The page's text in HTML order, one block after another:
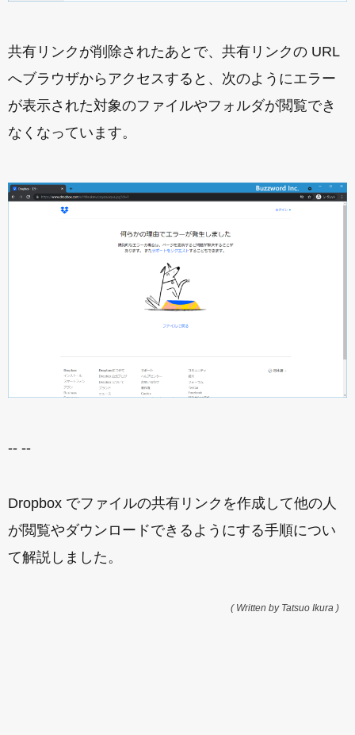
共有リンクが削除されたあとで、共有リンクの URL
へブラウザからアクセスすると、次のようにエラー
が表示された対象のファイルやフォルダが閲覧でき
なくなっています。
-- --
Dropbox でファイルの共有リンクを作成して他の人
が閲覧やダウンロードできるようにする手順につい
て解説しました。
( Written by Tatsuo Ikura )